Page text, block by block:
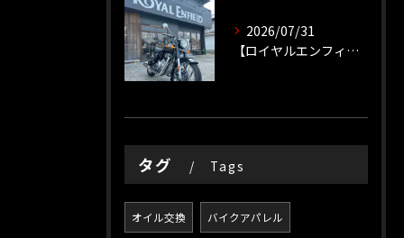
2026/07/31
【ロイヤルエンフィールド】
タグ Tags
オイル交換 バイクアパレル